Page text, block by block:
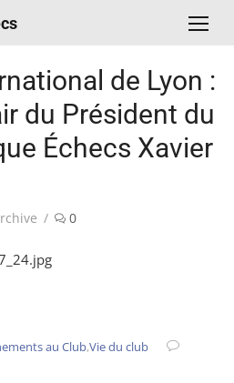
de Lyon :
du Président du
Échecs Xavier
autrice
0
au Club,Vie du club